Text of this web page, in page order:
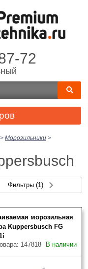
72
> Морозильники >
Фильтры (1)
Товаров найдено: 5
морозильная
Kuppersbusch FG
147818
В наличии